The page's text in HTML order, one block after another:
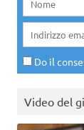
Do il
Video del